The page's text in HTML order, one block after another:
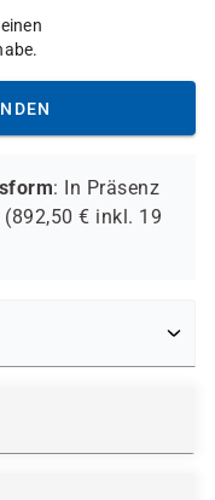
: In Präsenz
(892,50 € inkl. 19